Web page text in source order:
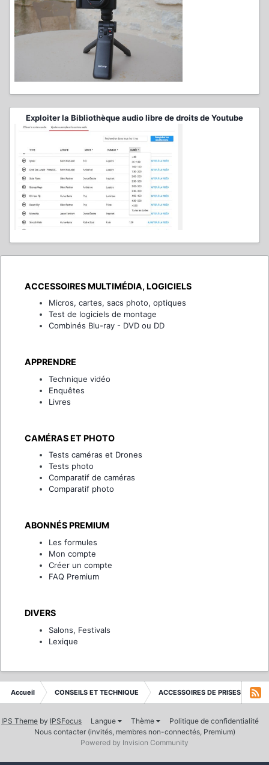
Exploiter la Bibliothèque audio libre de droits de Youtube
ACCESSOIRES MULTIMÉDIA, LOGICIELS
Micros, cartes, sacs photo, optiques
Test de logiciels de montage
Combinés Blu-ray - DVD ou DD
APPRENDRE
Technique vidéo
Enquêtes
Livres
CAMÉRAS ET PHOTO
Tests caméras et Drones
Tests photo
Comparatif de caméras
Comparatif photo
ABONNÉS PREMIUM
Les formules
Mon compte
Créer un compte
FAQ Premium
DIVERS
Salons, Festivals
Lexique
Accueil CONSEILS ET TECHNIQUE ACCESSOIRES DE PRISES DE
IPS Theme by IPSFocus Langue Thème
Politique de confidentialité
Nous contacter (invités, membres non-connectés, Premium)
Powered by Invision Community